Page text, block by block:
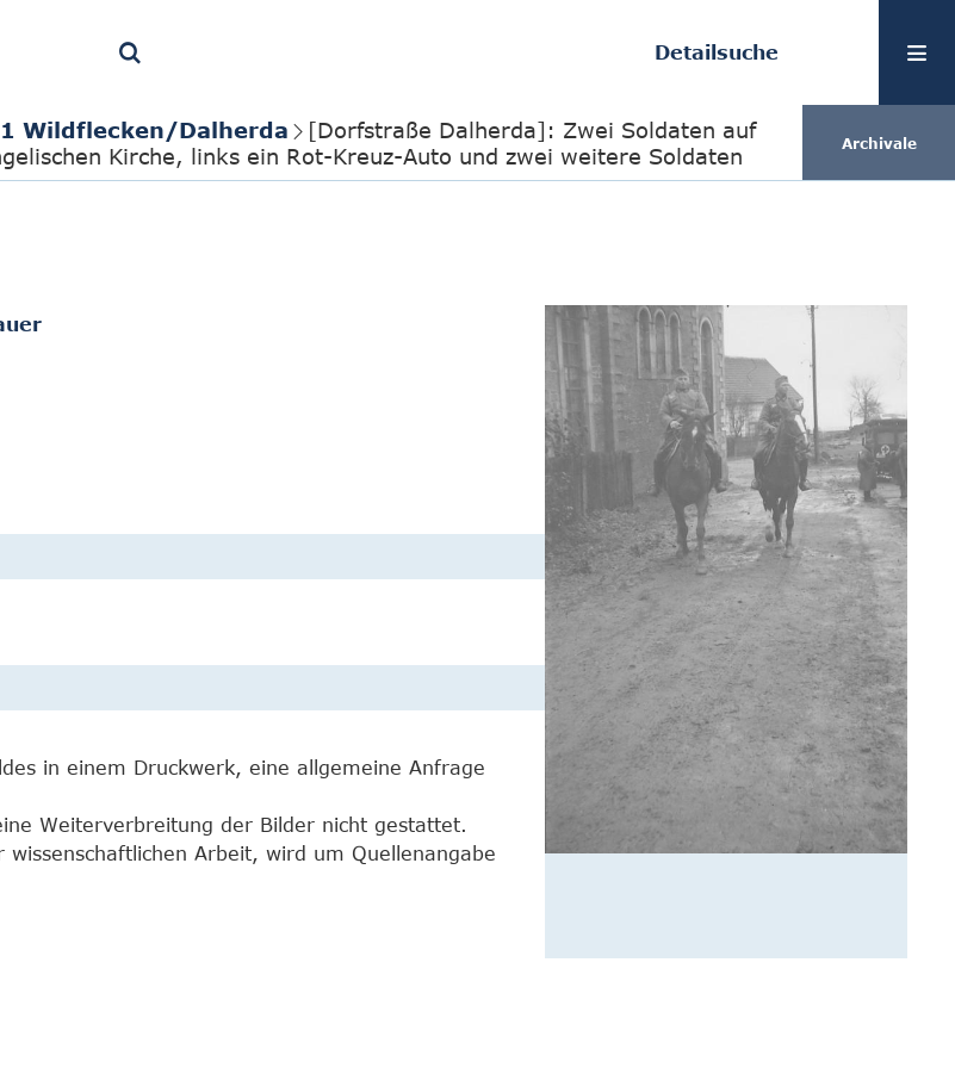
Detailsuche
Wildflecken/Dalherda
[Dorfstraße Dalherda]: Zwei Soldaten auf
Kirche, links ein Rot-Kreuz-Auto und zwei weitere Soldaten
Archivale
in einem Druckwerk, eine allgemeine Anfrage
Weiterverbreitung der Bilder nicht gestattet.
Arbeit, wird um Quellenangabe